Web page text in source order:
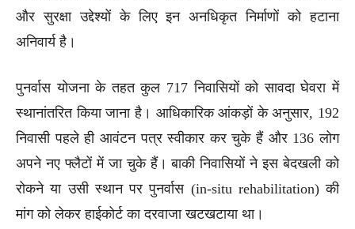
और सुरक्षा उद्देश्यों के लिए इन अनधिकृत निर्माणों को हटाना
अनिवार्य है।
पुनर्वास योजना के तहत कुल 717 निवासियों को सावदा घेवरा में
स्थानांतरित किया जाना है। आधिकारिक आंकड़ों के अनुसार, 192
निवासी पहले ही आवंटन पत्र स्वीकार कर चुके हैं और 136 लोग
अपने नए फ्लैटों में जा चुके हैं। बाकी निवासियों ने इस बेदखली को
रोकने या उसी स्थान पर पुनर्वास (in-situ rehabilitation) की
मांग को लेकर हाईकोर्ट का दरवाजा खटखटाया था।